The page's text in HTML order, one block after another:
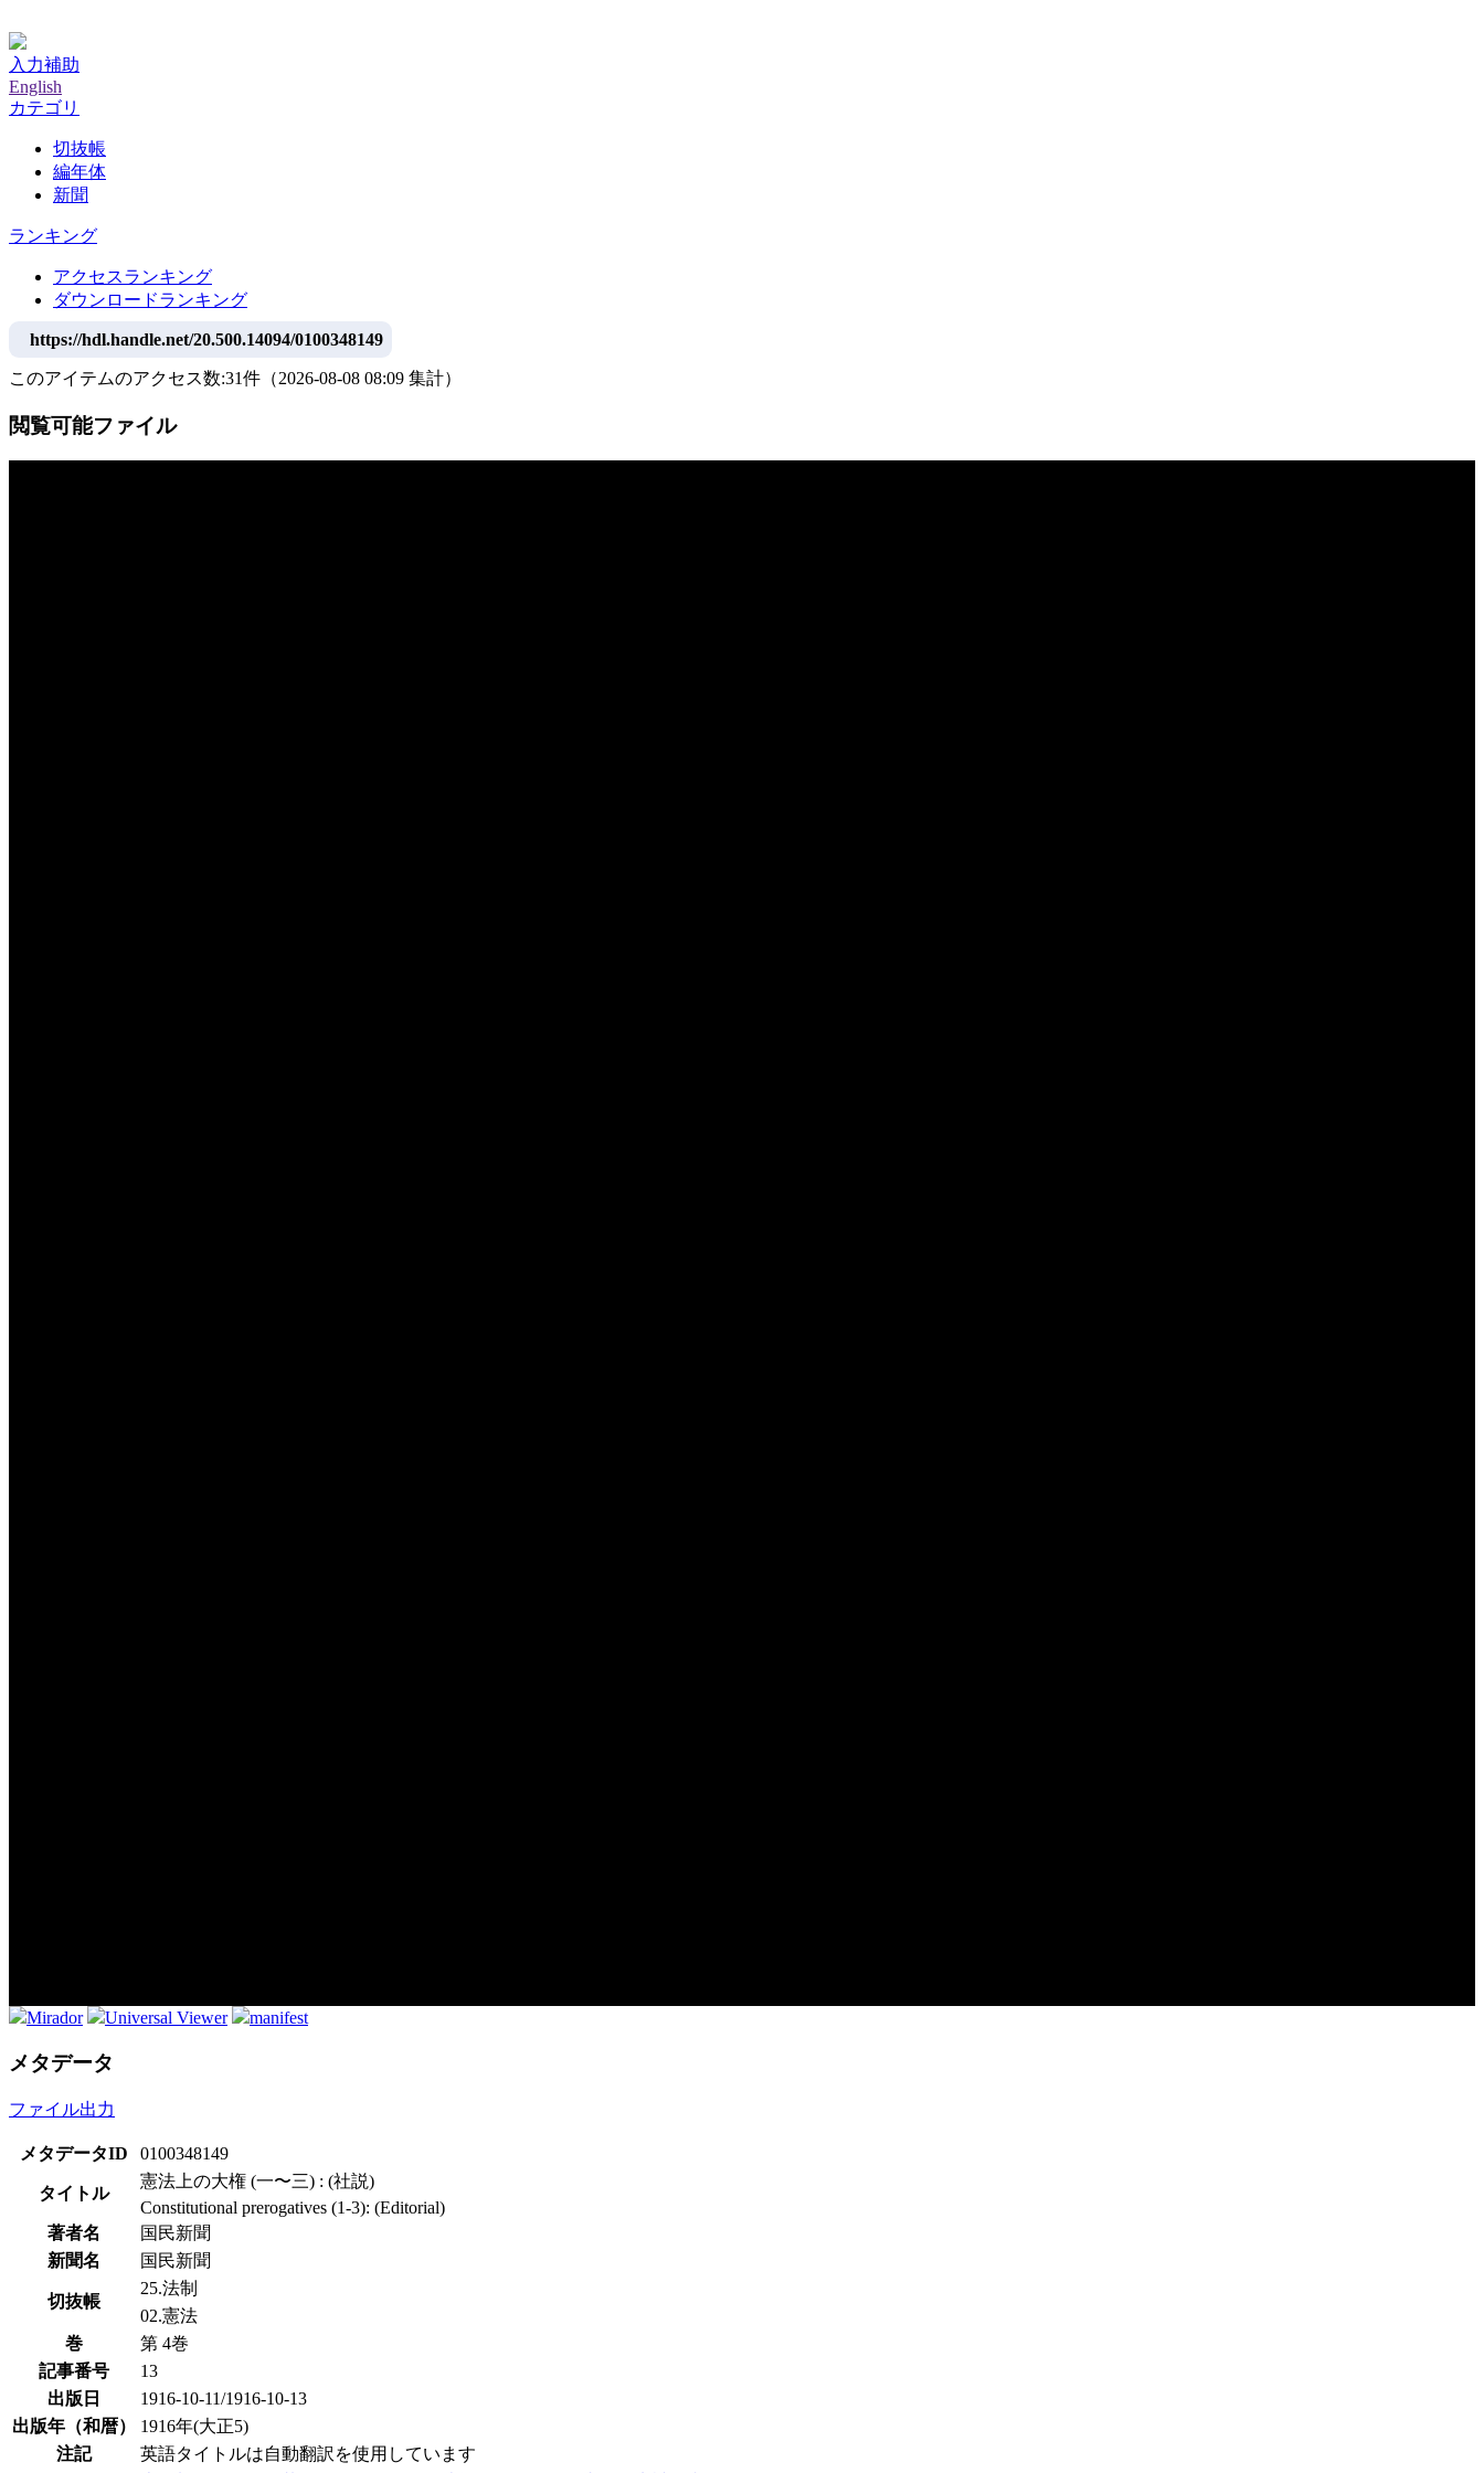
入力補助
English
カテゴリ
切抜帳
編年体
新聞
ランキング
アクセスランキング
ダウンロードランキング
https://hdl.handle.net/20.500.14094/0100348149
このアイテムのアクセス数:31件 （2026-08-08 08:09 集計）
閲覧可能ファイル
Mirador Universal Viewer manifest
メタデータ
ファイル出力
メタデータID 0100348149
タイトル
憲法上の大権 (一〜三) : (社説)
Constitutional prerogatives (1-3): (Editorial)
著者名
国民新聞
新聞名
国民新聞
切抜帳
25.法制
02.憲法
巻
第 4巻
記事番号
13
出版日
1916-10-11/1916-10-13
出版年（和暦）
1916年(大正5)
注記
英語タイトルは自動翻訳を使用しています